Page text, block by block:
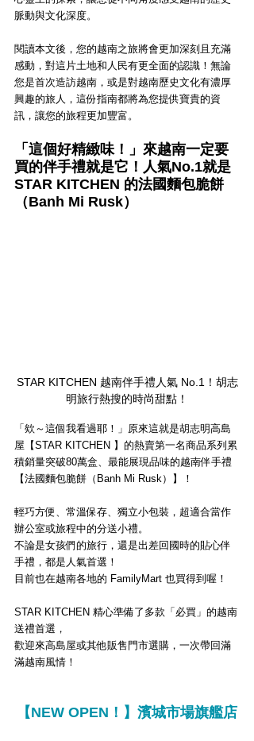
脈動與文化深度。
閱讀本文後，您的越南之旅將會更加深刻且充滿
感動，對這片土地和人民有更全面的認識！無論
您是首次造訪越南，或是對越南歷史文化有濃厚
興趣的旅人，這份指南都將為您提供寶貴的資
訊，讓您的旅程更加豐富。
「這個好精緻味！」來越南一定要
買的伴手禮就是它！人氣No.1就是
STAR KITCHEN 的法國麵包脆餅
（Banh Mi Rusk）
STAR KITCHEN 越南伴手禮人氣 No.1！胡志
明旅行熱搜的時尚甜點！
「欸～這個我看過耶！」原來這就是胡志明高島
屋【STAR KITCHEN 】的熱賣第一名商品系列累
積銷量突破80萬盒、最能展現品味的越南伴手禮
【法國麵包脆餅（Banh Mi Rusk）】！
輕巧方便、常溫保存、獨立小包裝，超適合當作
辦公室或旅程中的分送小禮。
不論是女孩們的旅行，還是出差回國時的貼心伴
手禮，都是人氣首選！
目前也在越南各地的 FamilyMart 也買得到喔！
STAR KITCHEN 精心準備了多款「必買 」的越南
送禮首選，
歡迎來高島屋或其他販售門市選購，一次帶回滿
滿越南風情！
【NEW OPEN！】 濱城市場旗艦店